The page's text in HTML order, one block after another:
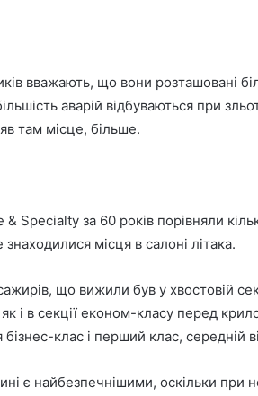
вважають, що вони розташовані
аварій відбуваються при
там місце, більше.
Specialty за 60 років порівняли
місця в салоні літака.
що вижили був у хвостовій
і в секції економ-класу перед
бізнес-клас і перший клас, середній
є найбезпечнішими, оскільки при